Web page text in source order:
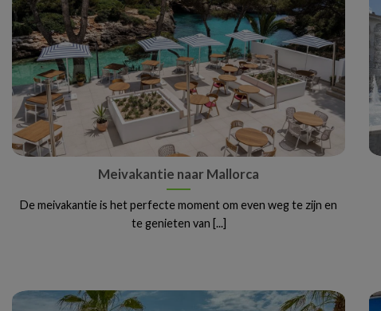
Meivakantie naar Mallorca
De meivakantie is het perfecte moment om even weg te zijn en
te genieten van [...]